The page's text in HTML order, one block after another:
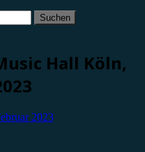
Hall Köln,
2023